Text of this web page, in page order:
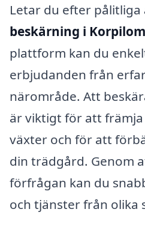
Letar du efter
beskärning i
plattform kan du
erbjudanden från
närområde. Att
är viktigt för att främja
växter och för att
din trädgård. Genom
förfrågan kan du
och tjänster från olika